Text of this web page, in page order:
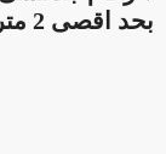
بحد اقصى 2 متر